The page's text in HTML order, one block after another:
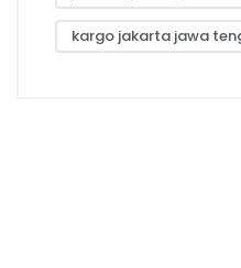
kargo jakarta jawa